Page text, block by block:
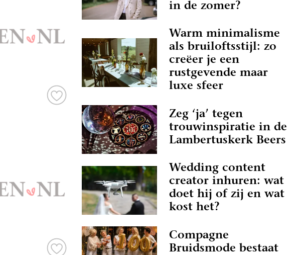
in de zomer?
Warm minimalisme
als bruiloftsstijl: zo
creëer je een
rustgevende maar
luxe sfeer
Zeg ‘ja’ tegen
trouwinspiratie in de
Lambertuskerk Beers
Wedding content
creator inhuren: wat
doet hij of zij en wat
kost het?
Compagne
Bruidsmode bestaat